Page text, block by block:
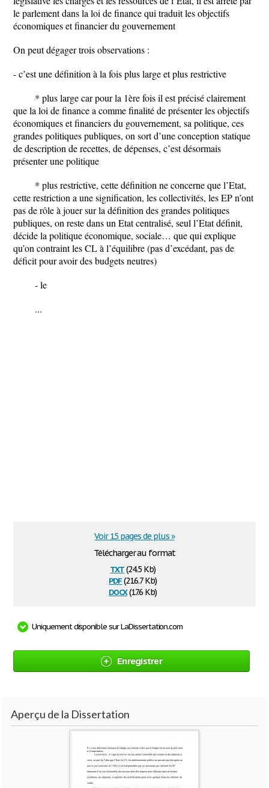
le parlement dans la loi de finance qui traduit les objectifs
économiques et financier du gouvernement
On peut dégager trois observations :
- c’est une définition à la fois plus large et plus restrictive
* plus large car pour la 1ère fois il est précisé clairement
que la loi de finance a comme finalité de présenter les objectifs
économiques et financiers du gouvernement, sa politique, ces
grandes politiques publiques, on sort d’une conception statique
de description de recettes, de dépenses, c’est désormais
présenter une politique
* plus restrictive, cette définition ne concerne que l’Etat,
cette restriction a une signification, les collectivités, les EP n’ont
pas de rôle à jouer sur la définition des grandes politiques
publiques, on reste dans un Etat centralisé, seul l’Etat définit,
décide la politique économique, sociale… que qui explique
qu’on contraint les CL à l’équilibre (pas d’excédant, pas de
déficit pour avoir des budgets neutres)
- le
...
Télécharger au format
txt(24.5 Kb)
pdf(216.7 Kb)
docx(17.6 Kb)
Voir 15 pages de plus »
Uniquement disponible sur LaDissertation.com
Enregistrer
Aperçu de la Dissertation